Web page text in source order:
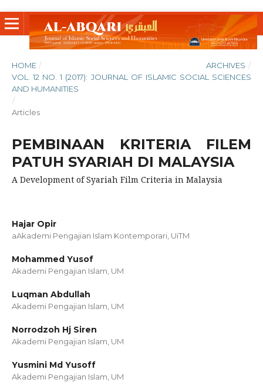
HOME / ARCHIVES /
VOL. 12 NO. 1 (2017): JOURNAL OF ISLAMIC SOCIAL SCIENCES
AND HUMANITIES
/
Articles
PEMBINAAN KRITERIA FILEM
PATUH SYARIAH DI MALAYSIA
A Development of Syariah Film Criteria in Malaysia
Hajar Opir
aAkademi Pengajian Islam Kontemporari, UiTM
Mohammed Yusof
Akademi Pengajian Islam, UM
Luqman Abdullah
Akademi Pengajian Islam, UM
Norrodzoh Hj Siren
Akademi Pengajian Islam, UM
Yusmini Md Yusoff
Akademi Pengajian Islam, UM